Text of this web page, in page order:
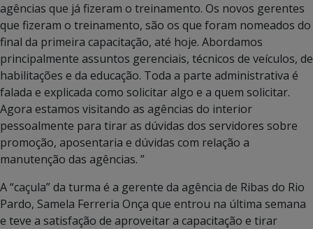
agências que já fizeram o treinamento. Os novos gerentes
que fizeram o treinamento, são os que foram nomeados do
final da primeira capacitação, até hoje. Abordamos
principalmente assuntos gerenciais, técnicos de veículos, de
habilitações e da educação. Toda a parte administrativa é
falada e explicada como solicitar algo e a quem solicitar.
Agora estamos visitando as agências do interior
pessoalmente para tirar as dúvidas dos servidores sobre
promoção, aposentaria e dúvidas com relação a
manutenção das agências. ”
A “caçula” da turma é a gerente da agência de Ribas do Rio
Pardo, Samela Ferreria Onça que entrou na última semana
e teve a satisfação de aproveitar a capacitação e tirar